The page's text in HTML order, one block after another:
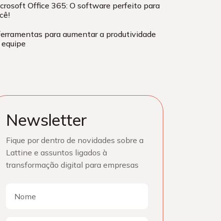
Office 365: O software perfeito para
para aumentar a produtividade
Newsletter
Fique por dentro de novidades sobre a
Lattine e assuntos ligados à
transformação digital para empresas